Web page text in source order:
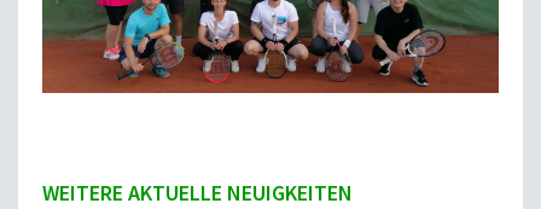
WEITERE AKTUELLE NEUIGKEITEN